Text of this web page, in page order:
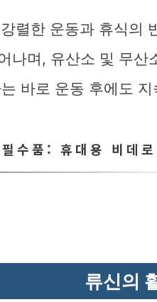
렬한 운동과 휴식의
나며, 유산소 및 무
바로 운동 후에도
수품: 휴대용 비데
류신의